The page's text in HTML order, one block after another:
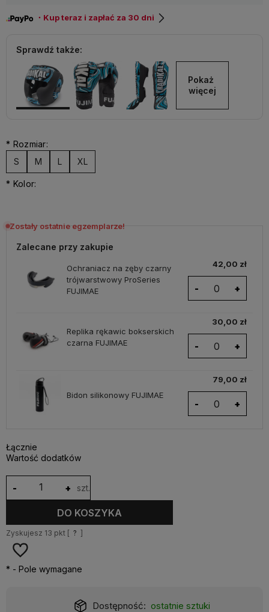
・Kup teraz i zapłać za 30 dni
Sprawdź także:
Pokaż
więcej
* Rozmiar:
S
M L XL
* Kolor:
Zostały ostatnie egzemplarze!
Zalecane przy zakupie
Ochraniacz na zęby czarny
trójwarstwowy ProSeries
FUJIMAE
42,00 zł
- +
Replika rękawic bokserskich
czarna FUJIMAE
30,00 zł
- +
Bidon silikonowy FUJIMAE
79,00 zł
- +
Łącznie
Wartość dodatków
+
- szt.
DO KOSZYKA
Zyskujesz 13 pkt [ ? ]
* - Pole wymagane
Dostępność: ostatnie sztuki